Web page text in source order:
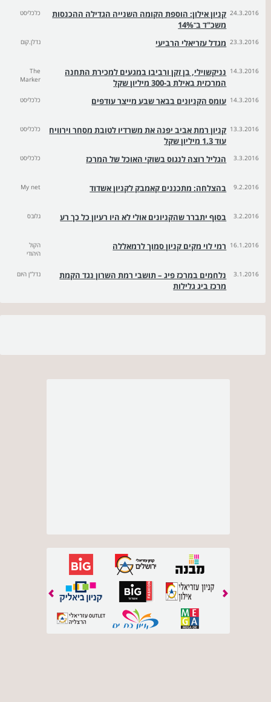
24.3.2016 קניון אילון: הוספת הקומה השנייה הגדילה ההכנסות
משכ"ד ב־14%
כלכליסט
23.3.2016 מגדל עזריאלי הרביעי נדלן.קום
14.3.2016 נניקשוילי, בן זקן ורביבו במגעים למכירת התחנה
המרכזית באילת ב-300 מיליון שקל
The
Marker
14.3.2016 עומס הקניונים בבאר שבע מייצר עודפים כלכליסט
13.3.2016 קניון רמת אביב יפנה את משרדיו לטובת מסחר וירוויח
עוד 1.3 מיליון שקל
כלכליסט
3.3.2016 הגליל רוצה לנגוס בשוקי האוכל של המרכז כלכליסט
9.2.2016 בהצלחה: מתכננים קאמבק לקניון אשדוד My net
3.2.2016 בסוף יתברר שהקניונים אולי לא היו רעיון כל כך רע גלובס
16.1.2016 רמי לוי מקים קניון סמוך לרמאללה
הקול
היהודי
3.1.2016
נלחמים במרכז פיג – תושבי רמת השרון נגד הקמת
מרכז ביג גלילות
נדל"ן היום